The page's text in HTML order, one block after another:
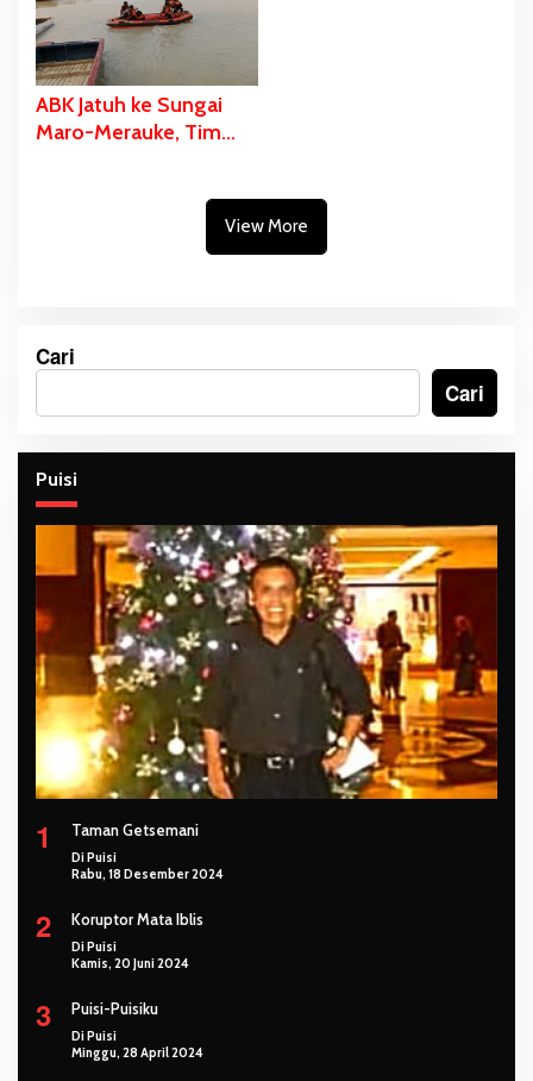
ABK Jatuh ke Sungai
Maro-Merauke, Tim
View More
Cari
Cari
Puisi
1 Taman Getsemani
Di Puisi
Rabu, 18 Desember 2024
2 Koruptor Mata Iblis
Di Puisi
Kamis, 20 Juni 2024
3 Puisi-Puisiku
Di Puisi
Minggu, 28 April 2024